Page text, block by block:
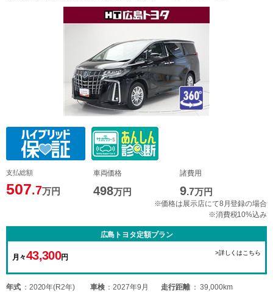
支払総額
507.7万円
車両価格
498万円
諸費用
9.7万円
※価格は展示店にて8月登録の場合
※消費税10%込み
広島トヨタ定額プラン
月々43,300円
>詳しくはこちら
年式 2020年(R2年) 車検 2027年9月 走行距離
39,000km